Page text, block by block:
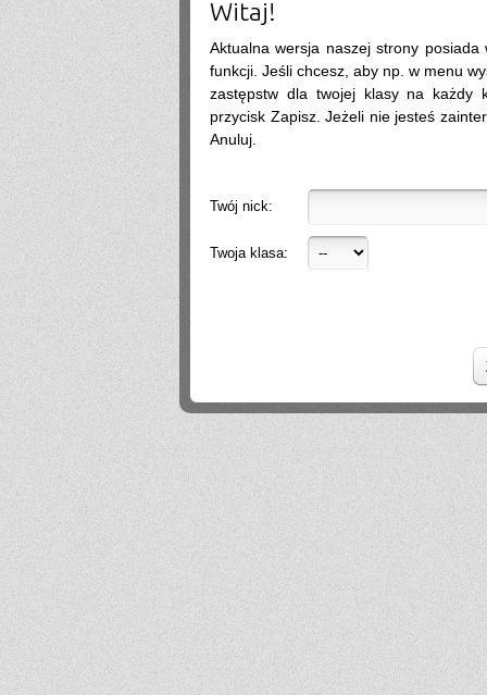
warto isc na biolchemang? fajna szkola?
Social Media
2026-06-30 11:10:27
Dzień dobry, wiele firm wrzuca posty regularnie, ale bez efektu (zasięgi są, zapytań
brak). Układam strategię i treści na FB/IG tak, żeby budowały zaufanie i prowadziły
do kontaktu. Zapraszam do kontaktu, a przedstawię więcej informacji. Pozdrawiam,
Weronika Gajewska
2026-06-28 21:01:57
2026-06-28 18:26:40
Próg rekrutacji to 80 a ja mam 170 xd
Mika
Przestańcie.
2026-06-24 17:44:20
@absolwentka ja podobnie
2026-06-23 22:08:25
dawny ucze?
2026-06-19 22:34:44
Jo
2026-06-18 18:54:31
A patrząc tak z drugiej strony, to ci nauczyciele pewnie wspominają cie dziś
podobnie, o ile w ogóle.
Ja po prostu zle wspominam nauczycieli, z nauka nie mialam problemy
2026-06-17 21:18:38
Jeśli ktoś nie potrafi sobie poradzić w jachowiczu pod względem nauki to życze mu
2026-06-17 16:35:09
mnie też jest tutaj dobrze, spoko
Witaj!
Aktualna wersja naszej strony
funkcji. Jeśli chcesz, aby np. w menu
zastępstw dla twojej klasy na każdy
przycisk Zapisz. Jeżeli nie jesteś
Anuluj.
Twój nick:
Twoja klasa: